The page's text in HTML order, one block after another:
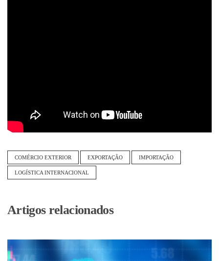
COMÉRCIO EXTERIOR EXPORTAÇÃO IMPORTAÇÃO
LOGÍSTICA INTERNACIONAL
Artigos relacionados